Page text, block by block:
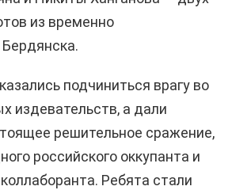
из временно
Бердянска.
подчиниться врагу во
издевательств, а дали
решительное сражение,
российского оккупанта и
Ребята стали